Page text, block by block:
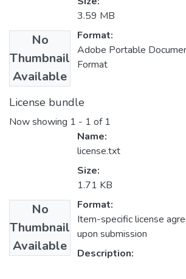
No
Thumbnail
Available
3.59 MB
Format:
Adobe Portable
Format
License bundle
Now showing 1 - 1 of 1
No
Thumbnail
Available
Name:
license.txt
Size:
1.71 KB
Format:
Item-specific license
upon submission
Description: